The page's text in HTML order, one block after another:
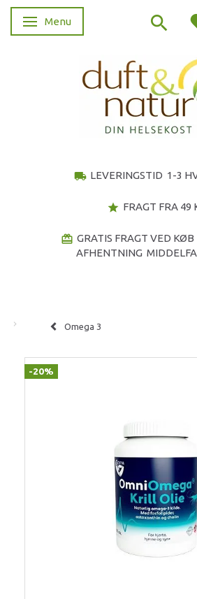
Skifte navigation
Menu
local_shipping LEVERINGSTID 1-3
star FRAGT FRA 49
redeem GRATIS FRAGT VED KØB
AFHENTNING
Omega 3
-20%